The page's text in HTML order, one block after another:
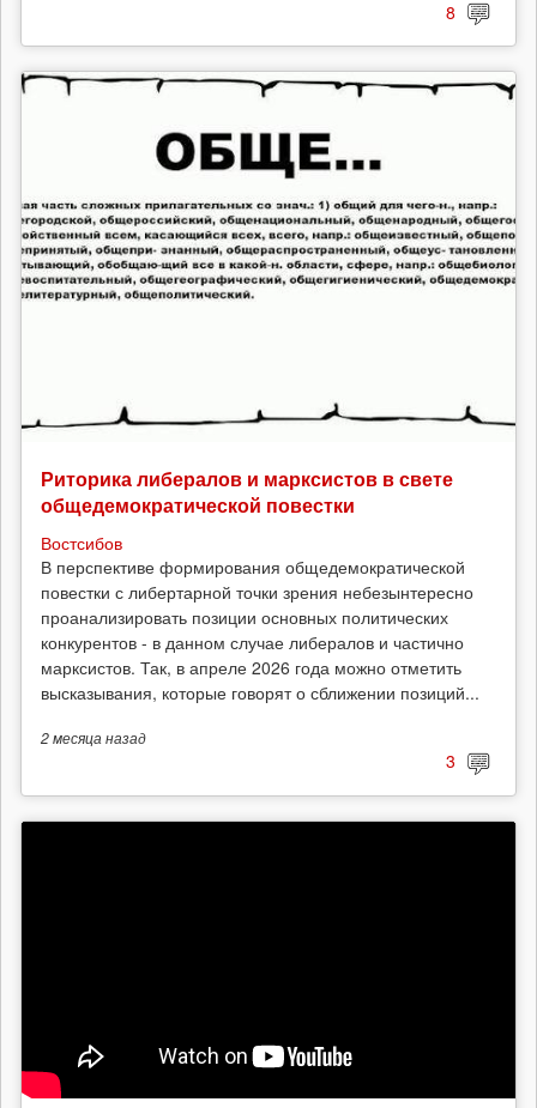
8
Риторика либералов и марксистов в свете
общедемократической повестки
Востсибов
В перспективе формирования общедемократической
повестки с либертарной точки зрения небезынтересно
проанализировать позиции основных политических
конкурентов - в данном случае либералов и частично
марксистов. Так, в апреле 2026 года можно отметить
высказывания, которые говорят о сближении позиций...
2 месяцаназад
3